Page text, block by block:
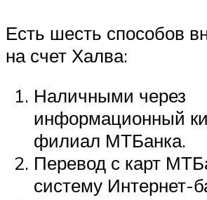
Есть шесть способов
на счет Халва:
Наличными через
информационный
филиал МТБанка.
Перевод с карт
систему Интернет-